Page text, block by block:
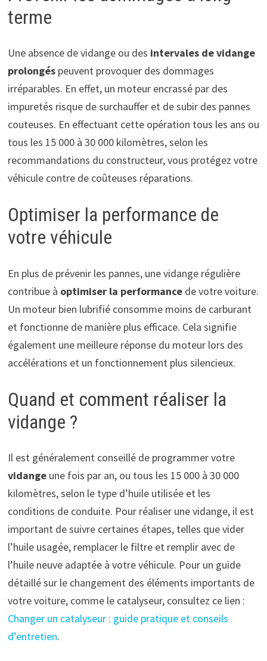
terme
Une absence de vidange ou des intervales de vidange
prolongéspeuvent provoquer des dommages
irréparables. En effet, un moteur encrassé par des
impuretés risque de surchauffer et de subir des pannes
couteuses. En effectuant cette opération tous les ans ou
tous les 15 000 à 30 000 kilomètres, selon les
recommandations du constructeur, vous protégez votre
véhicule contre de coûteuses réparations.
Optimiser la performance de
votre véhicule
En plus de prévenir les pannes, une vidange régulière
contribue à optimiser la performancede votre voiture.
Un moteur bien lubrifié consomme moins de carburant
et fonctionne de manière plus efficace. Cela signifie
également une meilleure réponse du moteur lors des
accélérations et un fonctionnement plus silencieux.
Quand et comment réaliser la
vidange ?
Il est généralement conseillé de programmer votre
vidangeune fois par an, ou tous les 15 000 à 30 000
kilomètres, selon le type d’huile utilisée et les
conditions de conduite. Pour réaliser une vidange, il est
important de suivre certaines étapes, telles que vider
l’huile usagée, remplacer le filtre et remplir avec de
l’huile neuve adaptée à votre véhicule. Pour un guide
détaillé sur le changement des éléments importants de
votre voiture, comme le catalyseur, consultez ce lien :
Changer un catalyseur : guide pratique et conseils
d’entretien.